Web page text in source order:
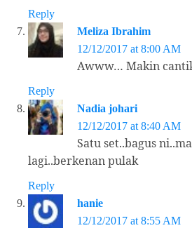
Reply
Meliza Ibrahim
12/12/2017 at 8:00 AM
Awww… Makin
Reply
Nadia johari
12/12/2017 at 8:40 AM
Satu set..bagus
lagi..berkenan pulak
Reply
hanie
12/12/2017 at 8:55 AM